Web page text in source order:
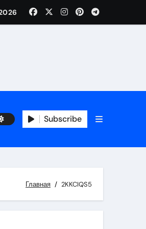
мест отдыха
Subscribe
Главная 2KKCIQS5